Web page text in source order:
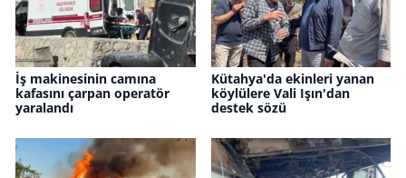
İş makinesinin camına
kafasını çarpan operatör
yaralandı
Kütahya'da ekinleri yanan
köylülere Vali Işın'dan
destek sözü